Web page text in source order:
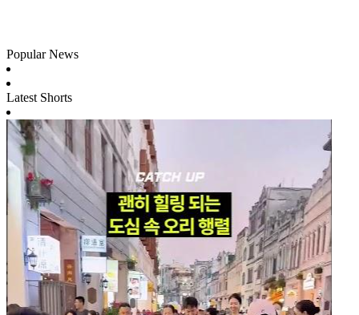
Popular News
Latest Shorts